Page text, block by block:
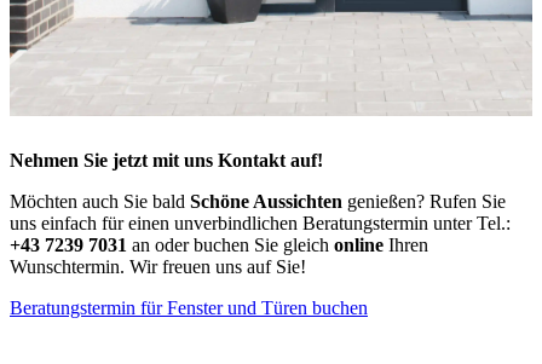
Nehmen Sie jetzt mit uns Kontakt auf!
Möchten auch Sie bald Schöne Aussichten genießen? Rufen Sie
uns einfach für einen unverbindlichen Beratungstermin unter Tel.:
+43 7239 7031 an oder buchen Sie gleich online Ihren
Wunschtermin. Wir freuen uns auf Sie!
Beratungstermin für Fenster und Türen buchen